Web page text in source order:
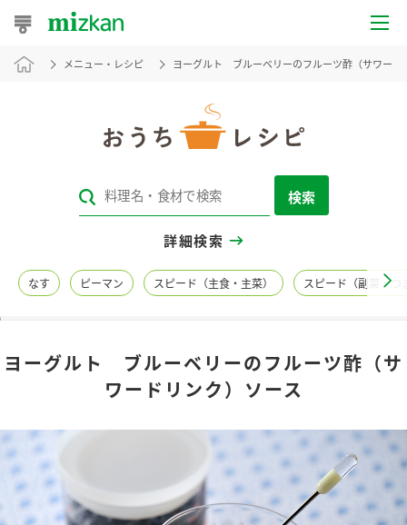
おうちレシピ
レシピカテゴリ一覧
レシピ名特集
商品情報
調味酢
新商品一覧
キャンペーン情報
メニュー・レシピ ヨーグルト ブルーベリーのフルーツ酢（サワード
検索
詳細検索
なす ピーマン スピード（主食・主菜） スピード（副菜・つ
ヨーグルト ブルーベリーのフルーツ酢（サ
ワードリンク）ソース